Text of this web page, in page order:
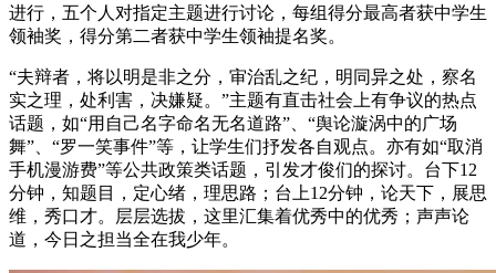
进行，五个人对指定主题进行讨论，每组得分最高者获中学生
领袖奖，得分第二者获中学生领袖提名奖。
“夫辩者，将以明是非之分，审治乱之纪，明同异之处，察名
实之理，处利害，决嫌疑。”主题有直击社会上有争议的热点
话题，如“用自己名字命名无名道路”、“舆论漩涡中的广场
舞”、“罗一笑事件”等，让学生们抒发各自观点。亦有如“取消
手机漫游费”等公共政策类话题，引发才俊们的探讨。台下12
分钟，知题目，定心绪，理思路；台上12分钟，论天下，展思
维，秀口才。层层选拔，这里汇集着优秀中的优秀；声声论
道，今日之担当全在我少年。